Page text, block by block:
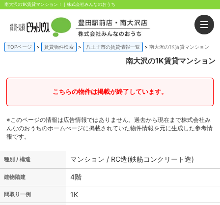
南大沢の1K賃貸マンション！｜株式会社みんなのおうち
TOPページ 賃貸物件検索 八王子市の賃貸情報一覧 南大沢の1K賃貸マンション
南大沢の1K賃貸マンション
こちらの物件は掲載が終了しています。
※このページの情報は広告情報ではありません。過去から現在まで株式会社み
んなのおうちのホームぺージに掲載されていた物件情報を元に生成した参考情
報です。
種別 / 構造 マンション / RC造(鉄筋コンクリート造)
建物階建 4階
間取り一例 1K